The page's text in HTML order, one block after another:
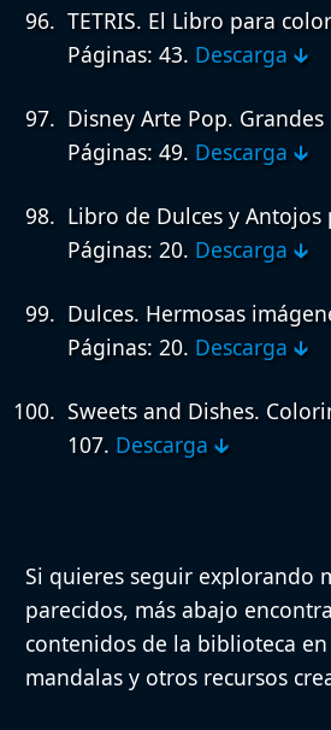
TETRIS. El Libro para
Páginas: 43. Descarga 🡳
Disney Arte Pop.
Páginas: 49. Descarga 🡳
Libro de Dulces y Antojos
Páginas: 20. Descarga 🡳
Dulces. Hermosas
Páginas: 20. Descarga 🡳
Sweets and Dishes.
107. Descarga 🡳
Si quieres seguir explorando
parecidos, más abajo
contenidos de la biblioteca
mandalas y otros recursos